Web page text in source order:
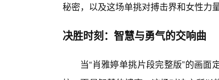
秘密，以及这场单挑对搏击界和女性力
决胜时刻：智慧与勇气的交响曲
当“肖雅婷单挑片段完整版”的画